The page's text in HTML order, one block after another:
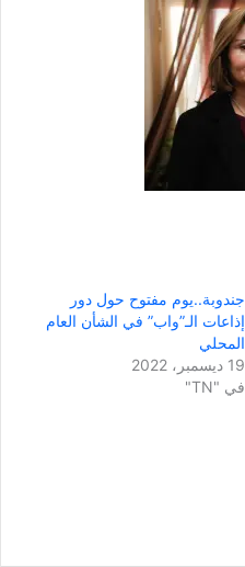
جندوبة..يوم مفتوح حول دور
إذاعات الـ”واب” في الشأن العام
المحلي
19 ديسمبر، 2022
في "TN"